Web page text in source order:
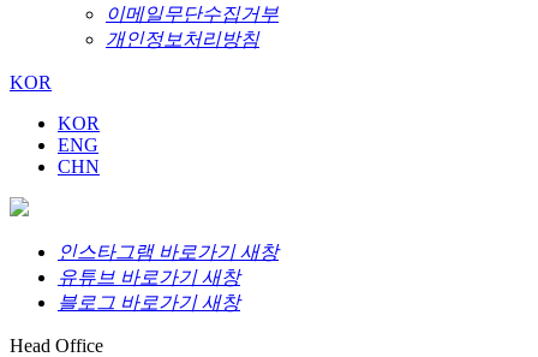
이메일무단수집거부
개인정보처리방침
KOR
KOR
ENG
CHN
인스타그램 바로가기 새창
유튜브 바로가기 새창
블로그 바로가기 새창
Head Office